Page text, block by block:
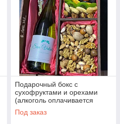
Подарочный бокс с
сухофруктами и орехами
(алкоголь оплачивается
отдельно)
Под заказ